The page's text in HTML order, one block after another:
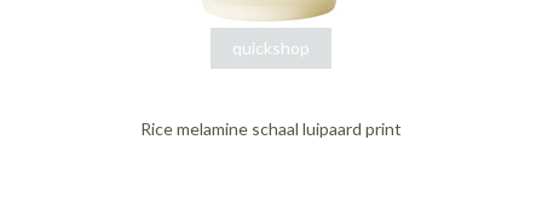
quickshop
Rice melamine schaal luipaard print